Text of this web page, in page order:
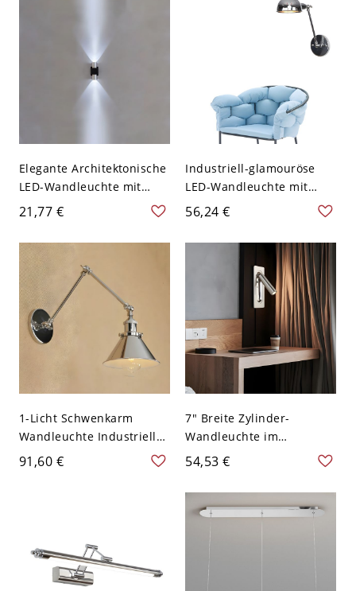
Elegante Architektonische
LED-Wandleuchte mit
Bidirektionaler
Akzentbeleuchtung -
110V-120V Chrom
Weißlicht
21,77 €
Industriell-glamouröse
LED-Wandleuchte mit
mehreren Gelenken -
Verstellbare Chrom-
Arbeitsleuchte für Büro,
Schlafzimmer - 110V-120V
56,24 €
1-Licht Schwenkarm
Wandleuchte Industrielle
Metallwandleuchte -
110V-120V Chrom 40,64
91,60 €
7" Breite Zylinder-
Wandleuchte im
modernen Stil aus
Aluminium für Hotel -
110V-120V Chrom
54,53 €